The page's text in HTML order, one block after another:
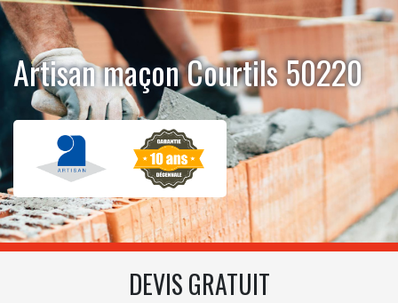
Artisan maçon Courtils 50220
DEVIS GRATUIT